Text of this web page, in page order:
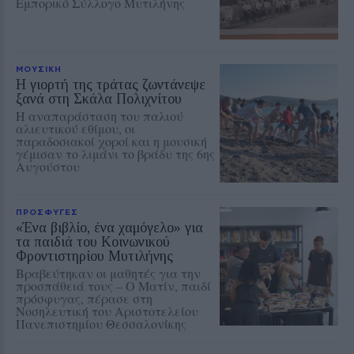
ΜΟΥΣΙΚΗ
Η γιορτή της τράτας ζωντάνεψε
ξανά στη Σκάλα Πολιχνίτου
Η αναπαράσταση του παλιού
αλιευτικού εθίμου, οι
παραδοσιακοί χοροί και η μουσική
γέμισαν το λιμάνι το βράδυ της 6ης
Αυγούστου
ΠΡΟΣΦΥΓΕΣ
«Ένα βιβλίο, ένα χαμόγελο» για
τα παιδιά του Κοινωνικού
Φροντιστηρίου Μυτιλήνης
Βραβεύτηκαν οι μαθητές για την
προσπάθειά τους – Ο Ματίν, παιδί
πρόσφυγας, πέρασε στη
Νοσηλευτική του Αριστοτελείου
Πανεπιστημίου Θεσσαλονίκης